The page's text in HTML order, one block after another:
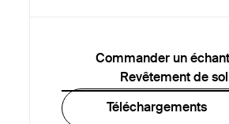
Commander un
Revêtement de sol
Téléchargements